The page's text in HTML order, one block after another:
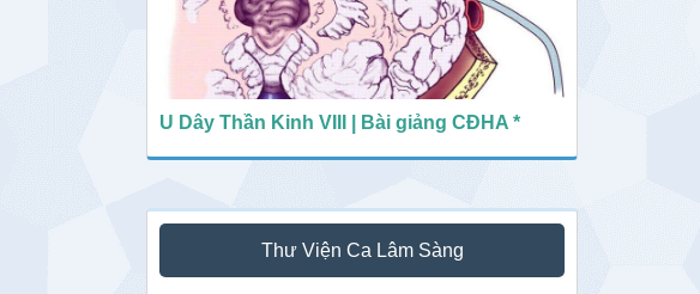
U Dây Thần Kinh VIII | Bài giảng CĐHA *
Thư Viện Ca Lâm Sàng